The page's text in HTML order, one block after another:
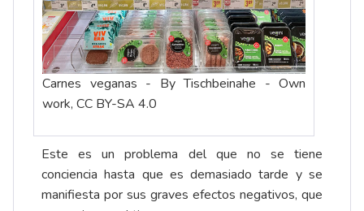
Carnes veganas - By Tischbeinahe - Own
work, CC BY-SA 4.0
Este es un problema del que no se tiene
conciencia hasta que es demasiado tarde y se
manifiesta por sus graves efectos negativos, que